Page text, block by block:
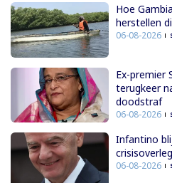
Hoe
herstellen
06-08-2026
Ex-premier
terugkeer
doodstraf
06-08-2026
Infantino
06-08-2026